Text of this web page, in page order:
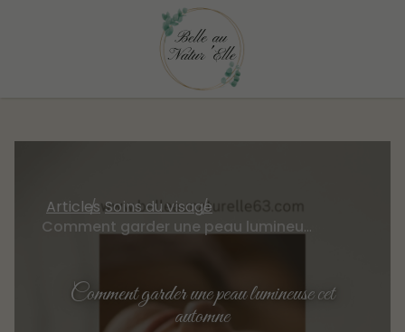
Articles Soins du visage
Comment garder une peau lumineuse cet automne
Comment garder une peau lumineuse cet
automne